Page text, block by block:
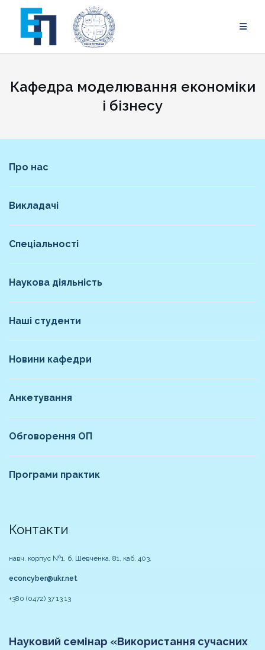
content
Кафедра моделювання економіки
і бізнесу
Про нас
Викладачі
Спеціальності
Наукова діяльність
Наші студенти
Новини кафедри
Анкетування
Обговорення ОП
Програми практик
Контакти
навч. корпус №1, б. Шевченка, 81, каб. 403.
econcyber@ukr.net
+380 (0472) 37 13 13
Науковий семінар «Використання сучасних